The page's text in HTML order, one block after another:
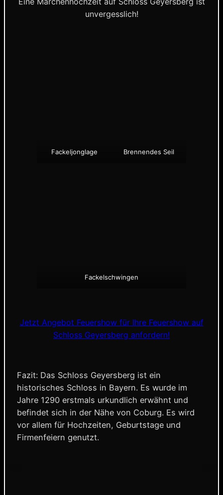
unvergesslich!
Fackeljonglage Brennendes Seil
Fackelschwingen
Jetzt Angebot Feuershow für Ihre Feuershow auf
Schloss Geyersberg anfordern!
Fazit: Das Schloss Geyersberg ist ein
historisches Schloss in Bayern. Es wurde im
Jahre 1290 erstmals urkundlich erwähnt und
befindet sich in der Nähe von Coburg. Es wird
vor allem für Hochzeiten, Geburtstage und
Firmenfeiern genutzt.